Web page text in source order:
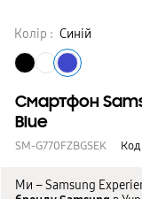
Колір : Синій
Смартфон
Blue
SM-G770FZBGSEK
Ми – Samsung